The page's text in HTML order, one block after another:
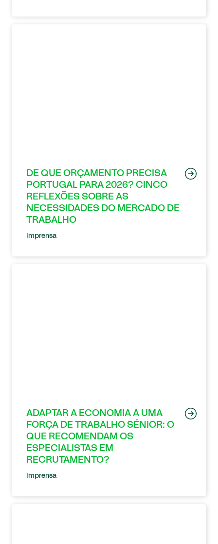
DE QUE ORÇAMENTO PRECISA
PORTUGAL PARA 2026? CINCO
REFLEXÕES SOBRE AS
NECESSIDADES DO MERCADO DE
TRABALHO
Imprensa
ADAPTAR A ECONOMIA A UMA
FORÇA DE TRABALHO SÉNIOR: O
QUE RECOMENDAM OS
ESPECIALISTAS EM
RECRUTAMENTO?
Imprensa